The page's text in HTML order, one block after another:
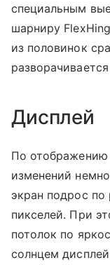
специальным
шарниру
из половинок
Дисплей
По отображению
изменений
экран подрос
пикселей. При
потолок по
солнцем